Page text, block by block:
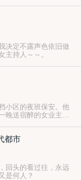
决定不露声色依旧做
主持人～～。
小区的夜班保安。他
晚送宿醉的女业主回
都市
回头的看过往，永远
是何人？